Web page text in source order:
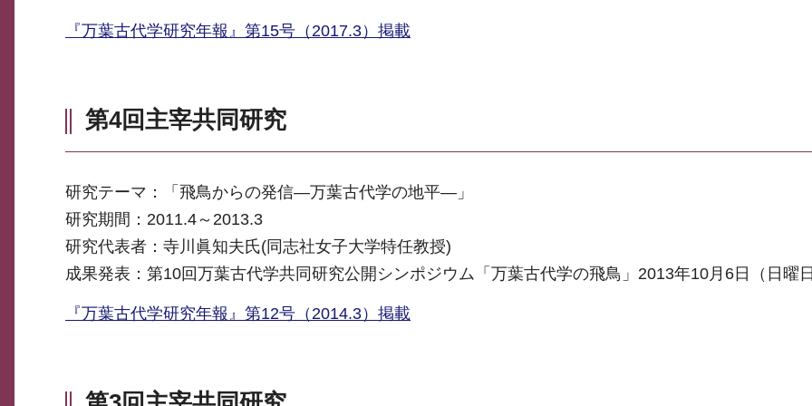
『万葉古代学研究年報』第15号（2017.3）掲載
第4回主宰共同研究
研究テーマ：「飛鳥からの発信―万葉古代学の地平―」
研究期間：2011.4～2013.3
研究代表者：寺川眞知夫氏(同志社女子大学特任教授)
成果発表：第10回万葉古代学共同研究公開シンポジウム「万葉古代学の飛鳥」2013年10月6日（日曜
『万葉古代学研究年報』第12号（2014.3）掲載